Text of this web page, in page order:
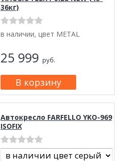
36кг)
в наличии, цвет METAL
25 999 руб.
Автокресло FARFELLO YKO-969
ISOFIX